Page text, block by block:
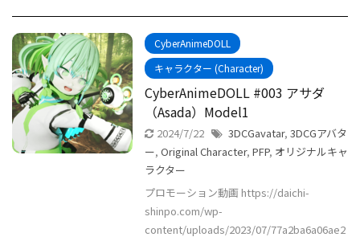
CyberAnimeDOLL
キャラクター (Character)
CyberAnimeDOLL #003 アサダ
（Asada）Model1
2024/7/22 3DCGavatar, 3DCGアバタ
ー, Original Character, PFP, オリジナルキャ
ラクター
プロモーション動画 https://daichi-
shinpo.com/wp-
content/uploads/2023/07/77a2ba6a06ae2